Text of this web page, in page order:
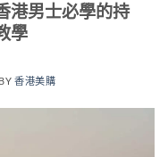
港男士必學的持
學
BY香港美購